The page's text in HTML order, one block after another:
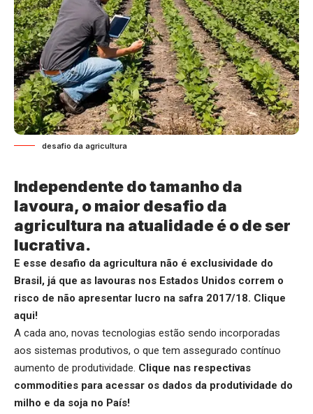
desafio da agricultura
Independente do tamanho da
lavoura, o maior desafio da
agricultura na atualidade é o de ser
lucrativa.
E esse desafio da agricultura não é exclusividade do
Brasil, já que as lavouras nos Estados Unidos correm o
risco de não apresentar lucro na safra 2017/18. Clique
aqui!
A cada ano, novas tecnologias estão sendo incorporadas
aos sistemas produtivos, o que tem assegurado contínuo
aumento de produtividade. Clique nas respectivas
commodities para acessar os dados da produtividade do
milho e da soja no País!